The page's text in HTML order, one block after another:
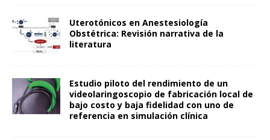
Uterotónicos en Anestesiología
Obstétrica: Revisión narrativa de la
literatura
Estudio piloto del rendimiento de un
videolaringoscopio de fabricación local de
bajo costo y baja fidelidad con uno de
referencia en simulación clínica